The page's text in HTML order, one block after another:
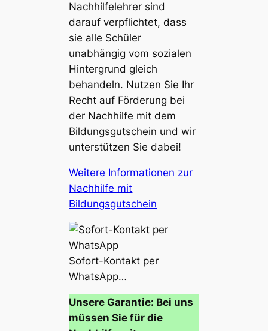
Nachhilfelehrer sind
darauf verpflichtet, dass
sie alle Schüler
unabhängig vom sozialen
Hintergrund gleich
behandeln. Nutzen Sie Ihr
Recht auf Förderung bei
der Nachhilfe mit dem
Bildungsgutschein und wir
unterstützen Sie dabei!
Weitere Informationen zur
Nachhilfe mit
Bildungsgutschein
Sofort-Kontakt per
WhatsApp…
Unsere Garantie: Bei uns
müssen Sie für die